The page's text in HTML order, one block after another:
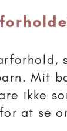
Mit
ikke
at se